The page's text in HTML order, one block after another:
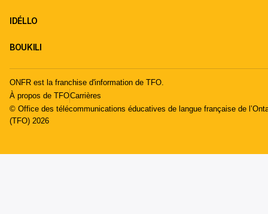
IDÉLLO
BOUKILI
ONFR est la franchise d'information de TFO.
À propos de TFOCarrières
© Office des télécommunications éducatives de langue française de
(TFO) 2026